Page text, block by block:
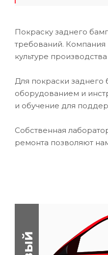
Покраску заднего
требований. Компания
культуре
Для покраски
оборудованием и
и обучение для
Собственная
ремонта позволяют